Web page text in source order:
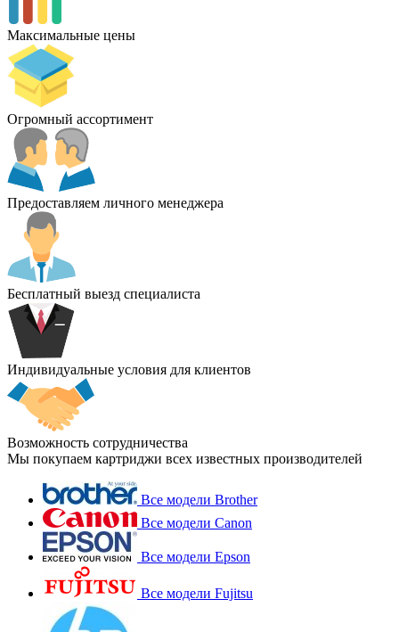
Максимальные цены
Огромный ассортимент
Предоставляем личного менеджера
Бесплатный выезд специалиста
Индивидуальные условия для клиентов
Возможность сотрудничества
Мы покупаем картриджи всех известных производителей
Все модели Brother
Все модели Canon
Все модели Epson
Все модели Fujitsu